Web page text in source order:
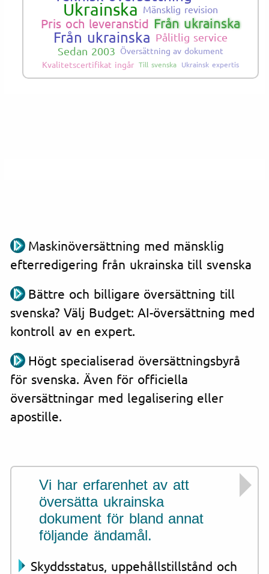
Ukrainska Mänsklig revision
Pris och leveranstid Från ukrainska
Från ukrainska Pålitlig service
Sedan 2003 Översättning av dokument
Kvalitetscertifikat ingår Till svenska Ukrainsk expertis
Maskinöversättning med mänsklig
efterredigering från ukrainska till svenska
Bättre och billigare översättning till
svenska? Välj Budget: AI-översättning med
kontroll av en expert.
Högt specialiserad översättningsbyrå
för svenska. Även för officiella
översättningar med legalisering eller
apostille.
Vi har erfarenhet av att
översätta ukrainska
dokument för bland annat
följande ändamål.
Skyddsstatus, uppehållstillstånd och